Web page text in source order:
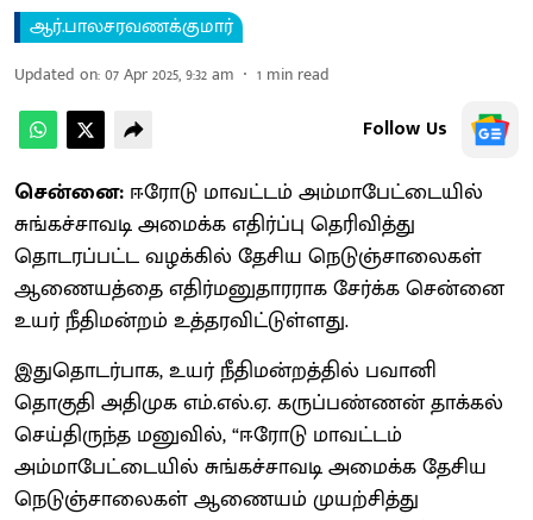
ஆர்.பாலசரவணக்குமார்
Updated on:07 Apr 2025, 9:32 am 1 min read
Follow Us
சென்னை: ஈரோடு மாவட்டம் அம்மாபேட்டையில்
சுங்கச்சாவடி அமைக்க எதிர்ப்பு தெரிவித்து
தொடரப்பட்ட வழக்கில் தேசிய நெடுஞ்சாலைகள்
ஆணையத்தை எதிர்மனுதாரராக சேர்க்க சென்னை
உயர் நீதிமன்றம் உத்தரவிட்டுள்ளது.
இதுதொடர்பாக, உயர் நீதிமன்றத்தில் பவானி
தொகுதி அதிமுக எம்.எல்.ஏ. கருப்பண்ணன் தாக்கல்
செய்திருந்த மனுவில், “ஈரோடு மாவட்டம்
அம்மாபேட்டையில் சுங்கச்சாவடி அமைக்க தேசிய
நெடுஞ்சாலைகள் ஆணையம் முயற்சித்து